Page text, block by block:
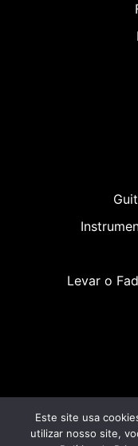
Levar o
Este site usa
utilizar nosso site,